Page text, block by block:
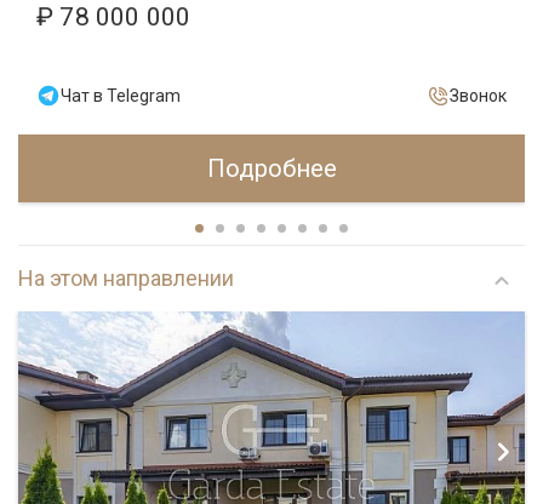
₽ 78 000 000
Чат в Telegram Звонок
Подробнее
На этом направлении